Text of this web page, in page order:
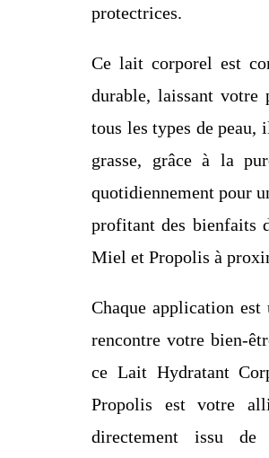
protectrices.
Ce lait corporel est
durable, laissant votre
tous les types de peau,
grasse, grâce à la
quotidiennement pour
profitant des bienfaits
Miel et Propolis à
Chaque application
rencontre votre bien-
ce Lait Hydratant
Propolis est votre
directement issu